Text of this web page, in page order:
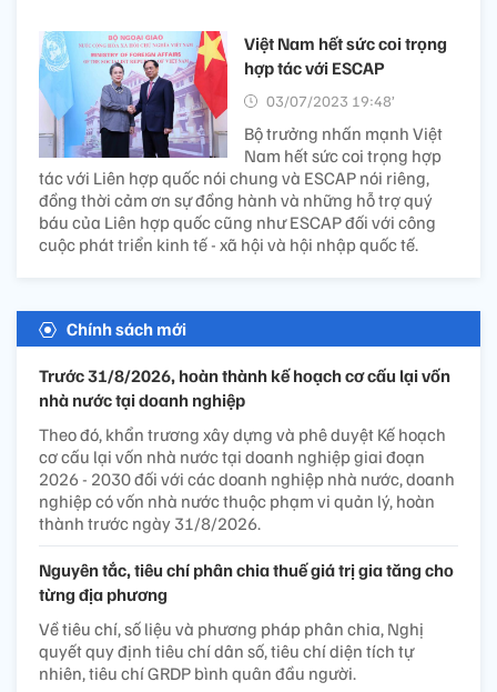
Việt Nam hết sức coi trọng
hợp tác với ESCAP
03/07/2023 19:48’
Bộ trưởng nhấn mạnh Việt
Nam hết sức coi trọng hợp
tác với Liên hợp quốc nói chung và ESCAP nói riêng,
đồng thời cảm ơn sự đồng hành và những hỗ trợ quý
báu của Liên hợp quốc cũng như ESCAP đối với công
cuộc phát triển kinh tế - xã hội và hội nhập quốc tế.
Chính sách mới
Trước 31/8/2026, hoàn thành kế hoạch cơ cấu lại vốn
nhà nước tại doanh nghiệp
Theo đó, khẩn trương xây dựng và phê duyệt Kế hoạch
cơ cấu lại vốn nhà nước tại doanh nghiệp giai đoạn
2026 - 2030 đối với các doanh nghiệp nhà nước, doanh
nghiệp có vốn nhà nước thuộc phạm vi quản lý, hoàn
thành trước ngày 31/8/2026.
Nguyên tắc, tiêu chí phân chia thuế giá trị gia tăng cho
từng địa phương
Về tiêu chí, số liệu và phương pháp phân chia, Nghị
quyết quy định tiêu chí dân số, tiêu chí diện tích tự
nhiên, tiêu chí GRDP bình quân đầu người.